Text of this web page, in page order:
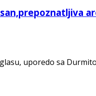
uporedo sa